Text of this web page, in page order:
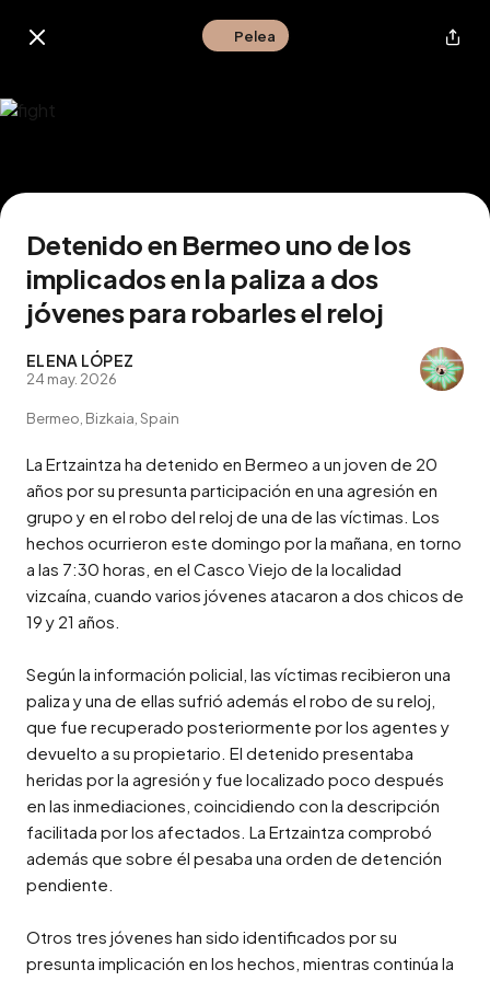
Descarga la app
Pelea
Detenido en Bermeo uno de los
implicados en la paliza a dos
jóvenes para robarles el reloj
ELENA LÓPEZ
24 may. 2026
Bermeo, Bizkaia, Spain
La Ertzaintza ha detenido en Bermeo a un joven de 20
años por su presunta participación en una agresión en
grupo y en el robo del reloj de una de las víctimas. Los
hechos ocurrieron este domingo por la mañana, en torno
a las 7:30 horas, en el Casco Viejo de la localidad
vizcaína, cuando varios jóvenes atacaron a dos chicos de
19 y 21 años.
Según la información policial, las víctimas recibieron una
paliza y una de ellas sufrió además el robo de su reloj,
que fue recuperado posteriormente por los agentes y
devuelto a su propietario. El detenido presentaba
heridas por la agresión y fue localizado poco después
en las inmediaciones, coincidiendo con la descripción
facilitada por los afectados. La Ertzaintza comprobó
además que sobre él pesaba una orden de detención
pendiente.
Otros tres jóvenes han sido identificados por su
presunta implicación en los hechos, mientras continúa la